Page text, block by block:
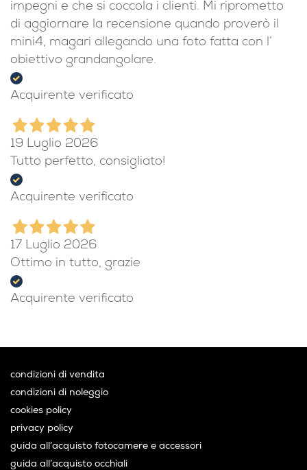
impegni e che si coccola i clienti. Mi riprometto
di aggiornare la recensione quando proverò il
mini4, magari allegando una foto fatta con l’
obiettivo grandangolare.
Acquirente verificato
19 Luglio 2026
Tutto perfetto, consigliato!
Acquirente verificato
17 Luglio 2026
Ottimo in tutto, grazie
Acquirente verificato
condizioni di vendita
condizioni di noleggio
cookies policy
privacy policy
guida all’acquisto fotocamere e accessori
guida all’acquisto occhiali